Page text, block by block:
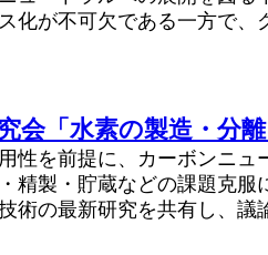
化が不可欠である一方で
会「水素の製造・分
性を前提に、カーボンニ
精製・貯蔵などの課題克
術の最新研究を共有し、議